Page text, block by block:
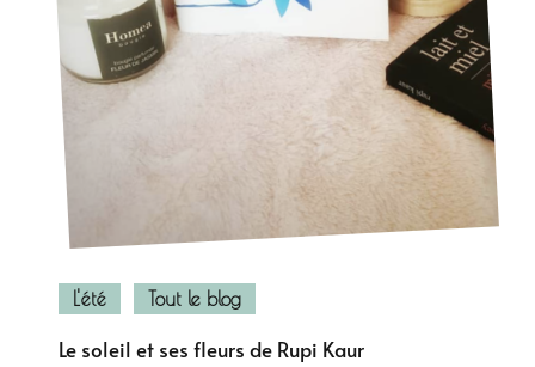
L'été Tout le blog
Le soleil et ses fleurs de Rupi Kaur